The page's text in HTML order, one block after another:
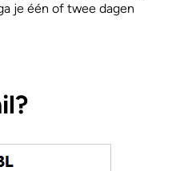
je één of twee dagen